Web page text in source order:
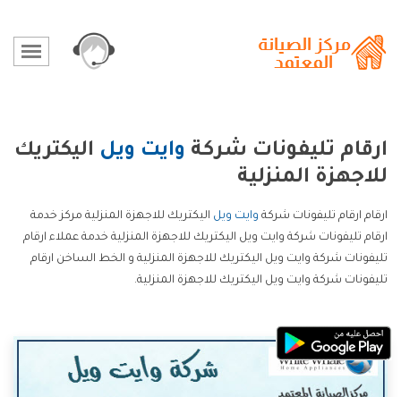
ارقام تليفونات شركة وايت ويل اليكتريك
للاجهزة المنزلية
ارقام ارقام تليفونات شركة وايت ويل اليكتريك للاجهزة المنزلية مركز خدمة
ارقام تليفونات شركة وايت ويل اليكتريك للاجهزة المنزلية خدمة عملاء ارقام
تليفونات شركة وايت ويل اليكتريك للاجهزة المنزلية و الخط الساخن ارقام
تليفونات شركة وايت ويل اليكتريك للاجهزة المنزلية.